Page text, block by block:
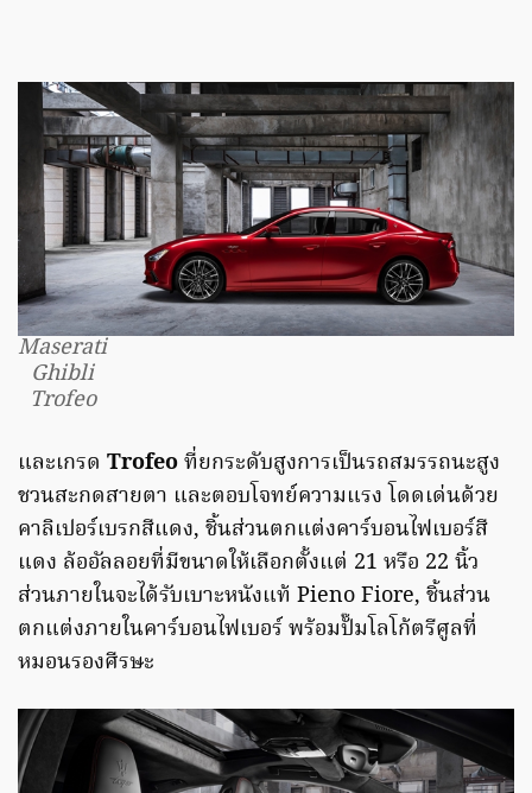
Maserati
Ghibli
Trofeo
และเกรด Trofeoที่ยกระดับสูงการเป็นรถสมรรถนะสูง
ชวนสะกดสายตา และตอบโจทย์ความแรง โดดเด่นด้วย
คาลิเปอร์เบรกสีแดง, ชิ้นส่วนตกแต่งคาร์บอนไฟเบอร์สี
แดง ล้ออัลลอยที่มีขนาดให้เลือกตั้งแต่ 21 หรือ 22 นิ้ว
ส่วนภายในจะได้รับเบาะหนังแท้ Pieno Fiore, ชิ้นส่วน
ตกแต่งภายในคาร์บอนไฟเบอร์ พร้อมปั๊มโลโก้ตรีศูลที่
หมอนรองศีรษะ